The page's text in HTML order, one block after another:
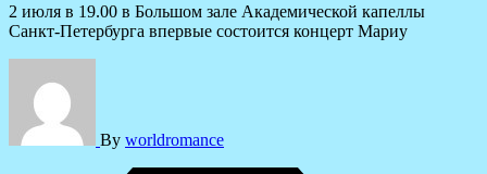
2 июля в 19.00 в Большом зале Академической капеллы
Санкт-Петербурга впервые состоится концерт Мариу
By worldromance